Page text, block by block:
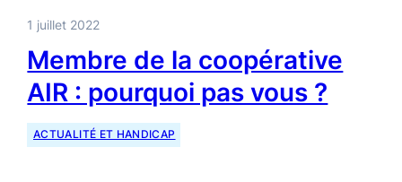
1 juillet 2022
Membre de la coopérative
AIR : pourquoi pas vous ?
ACTUALITÉ ET HANDICAP